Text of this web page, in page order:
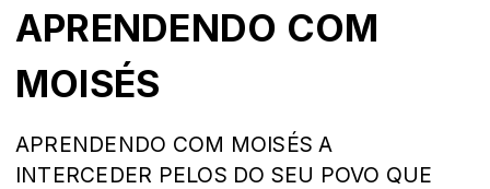
APRENDENDO COM
MOISÉS
APRENDENDO COM MOISÉS A
INTERCEDER PELOS DO SEU POVO QUE